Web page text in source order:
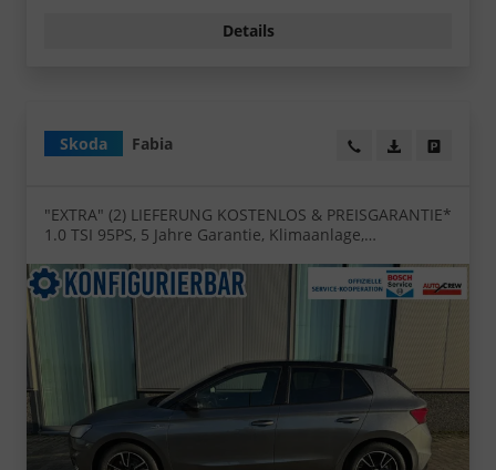
Details
Skoda Fabia Wir rufen Sie an!
PDF-Datei,
"EXTRA" (2) LIEFERUNG KOSTENLOS & PREISGARANTIE*
1.0 TSI 95PS, 5 Jahre Garantie, Klimaanlage,
LED-Scheinwerfer, Nebelscheinwerfer, Wireless
SmartLink (Navi-Funktion über Smartphone), Armlehne
vorn, Fußmatten